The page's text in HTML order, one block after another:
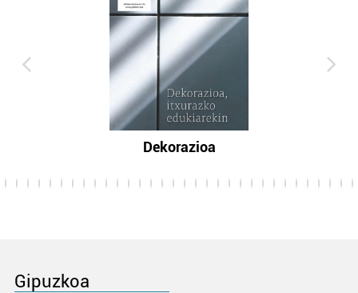
Dekorazioa
Gipuzkoa